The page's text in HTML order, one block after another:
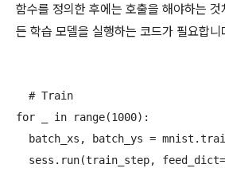
함수를 정의한 후에는 호출을 해야하는
든 학습 모델을 실행하는 코드가 필요합니
  # Train
for _ in range(1000):
batch_xs, batch_ys =
sess.run(train_step,